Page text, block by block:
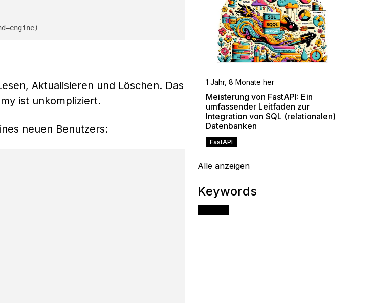
Aktualisieren und Löschen. Das
ist unkompliziert.
neuen Benutzers:
1 Jahr, 8 Monate her
Meisterung von FastAPI: Ein
umfassender Leitfaden zur
Integration von SQL (relationalen)
Datenbanken
FastAPI
Alle anzeigen
Keywords